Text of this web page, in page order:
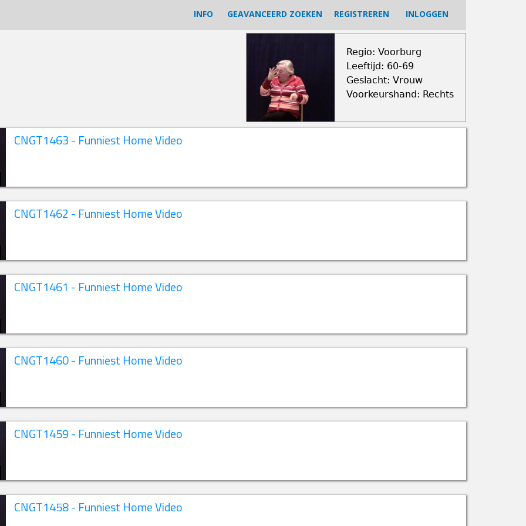
INFO GEAVANCEERD ZOEKEN REGISTREREN INLOGGEN
Regio: Voorburg
Leeftijd: 60-69
Geslacht: Vrouw
Voorkeurshand: Rechts
CNGT1463 - Funniest Home Video
CNGT1462 - Funniest Home Video
CNGT1461 - Funniest Home Video
CNGT1460 - Funniest Home Video
CNGT1459 - Funniest Home Video
CNGT1458 - Funniest Home Video